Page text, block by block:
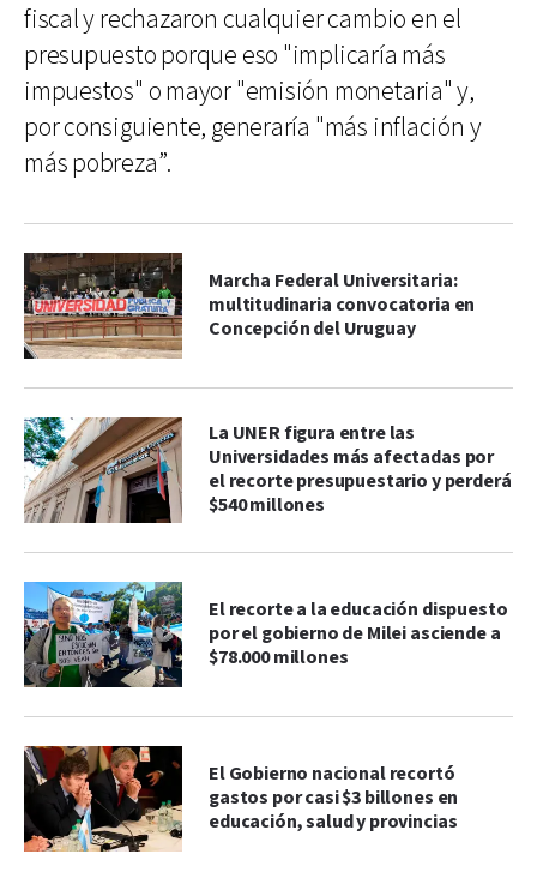
fiscal y rechazaron cualquier cambio en el
presupuesto porque eso "implicaría más
impuestos" o mayor "emisión monetaria" y,
por consiguiente, generaría "más inflación y
más pobreza”.
Marcha Federal Universitaria:
multitudinaria convocatoria en
Concepción del Uruguay
La UNER figura entre las
Universidades más afectadas por
el recorte presupuestario y perderá
$540 millones
El recorte a la educación dispuesto
por el gobierno de Milei asciende a
$78.000 millones
El Gobierno nacional recortó
gastos por casi $3 billones en
educación, salud y provincias